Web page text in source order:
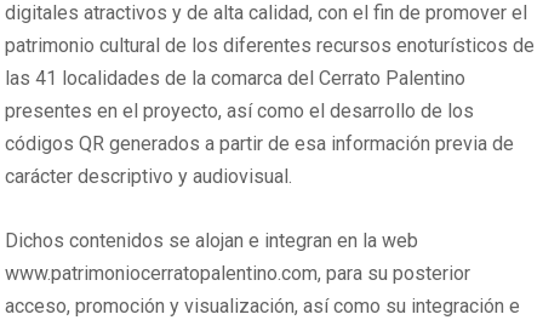
digitales atractivos y de alta calidad, con el fin de promover el
patrimonio cultural de los diferentes recursos enoturísticos de
las 41 localidades de la comarca del Cerrato Palentino
presentes en el proyecto, así como el desarrollo de los
códigos QR generados a partir de esa información previa de
carácter descriptivo y audiovisual.
Dichos contenidos se alojan e integran en la web
www.patrimoniocerratopalentino.com, para su posterior
acceso, promoción y visualización, así como su integración e